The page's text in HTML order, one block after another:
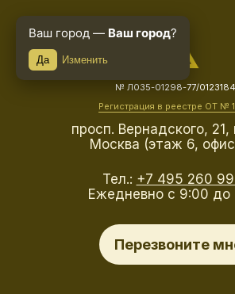
Тел.: +7 495 260
Ежедневно с 9:00 до
Перезвоните
просп. Вернадского, 21,
Москва (этаж 6,
№ Л035-01298-77/
Регистрация в реестре ОТ №
Ваш город — Ваш город?
Да Изменить